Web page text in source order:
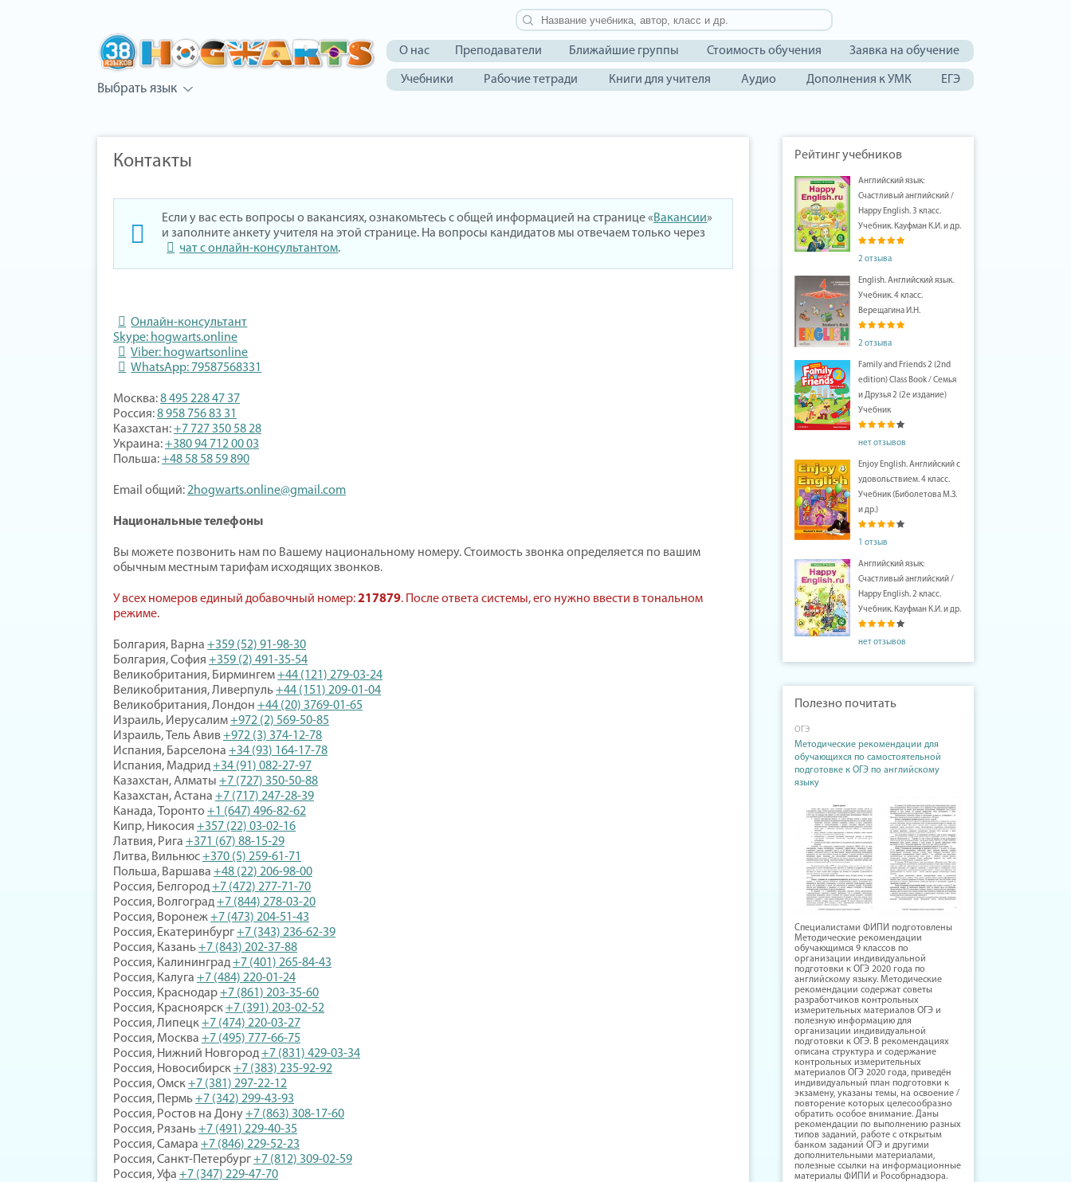
Выбрать язык
О нас Преподаватели Ближайшие группы Стоимость обучения Заявка на обучение
Учебники Рабочие тетради Книги для учителя Аудио Дополнения к УМК ЕГЭ
Контакты
Если у вас есть вопросы о вакансиях, ознакомьтесь с общей информацией на странице «Вакансии»
и заполните анкету учителя на этой странице. На вопросы кандидатов мы отвечаем только через
чат с онлайн-консультантом.
Онлайн-консультант
Skype: hogwarts.online
Viber: hogwartsonline
WhatsApp: 79587568331
Москва:8 495 228 47 37
Россия:8 958 756 83 31
Казахстан:+7 727 350 58 28
Украина:+380 94 712 00 03
Польша:+48 58 58 59 890
Email общий:2hogwarts.online@gmail.com
Национальные телефоны
Вы можете позвонить нам по Вашему национальному номеру. Стоимость звонка определяется по вашим
обычным местным тарифам исходящих звонков.
У всех номеров единый добавочный номер:217879. После ответа системы, его нужно ввести в тональном
режиме.
Болгария, Варна +359 (52) 91-98-30
Болгария, София +359 (2) 491-35-54
Великобритания, Бирмингем+44 (121) 279-03-24
Великобритания, Ливерпуль+44 (151) 209-01-04
Великобритания, Лондон +44 (20) 3769-01-65
Израиль, Иерусалим+972 (2) 569-50-85
Израиль, Тель Авив+972 (3) 374-12-78
Испания, Барселона +34 (93) 164-17-78
Испания, Мадрид+34 (91) 082-27-97
Казахстан, Алматы +7 (727) 350-50-88
Казахстан, Астана +7 (717) 247-28-39
Канада, Торонто +1 (647) 496-82-62
Кипр, Никосия +357 (22) 03-02-16
Латвия, Рига +371 (67) 88-15-29
Литва, Вильнюс+370 (5) 259-61-71
Польша, Варшава +48 (22) 206-98-00
Россия, Белгород+7 (472) 277-71-70
Россия, Волгоград+7 (844) 278-03-20
Россия, Воронеж+7 (473) 204-51-43
Россия, Екатеринбург+7 (343) 236-62-39
Россия, Казань+7 (843) 202-37-88
Россия, Калининград+7 (401) 265-84-43
Россия, Калуга +7 (484) 220-01-24
Россия, Краснодар+7 (861) 203-35-60
Россия, Красноярск+7 (391) 203-02-52
Россия, Липецк+7 (474) 220-03-27
Россия, Москва +7 (495) 777-66-75
Россия, Нижний Новгород+7 (831) 429-03-34
Россия, Новосибирск+7 (383) 235-92-92
Россия, Омск+7 (381) 297-22-12
Россия, Пермь+7 (342) 299-43-93
Россия, Ростов на Дону+7 (863) 308-17-60
Россия, Рязань+7 (491) 229-40-35
Россия, Самара +7 (846) 229-52-23
Россия, Санкт-Петербург+7 (812) 309-02-59
Россия, Уфа +7 (347) 229-47-70
Рейтинг учебников
Английский язык:
Счастливый английский /
Happy English. 3 класс.
Учебник. Кауфман К.И. и др.
2 отзыва
English. Английский язык.
Учебник. 4 класс.
Верещагина И.Н.
2 отзыва
Family and Friends 2 (2nd
edition) Class Book / Семья
и Друзья 2 (2е издание)
Учебник
нет отзывов
Enjoy English. Английский с
удовольствием. 4 класс.
Учебник (Биболетова М.З.
и др.)
1 отзыв
Английский язык:
Счастливый английский /
Happy English. 2 класс.
Учебник. Кауфман К.И. и др.
нет отзывов
Полезно почитать
ОГЭ
Методические рекомендации для
обучающихся по самостоятельной
подготовке к ОГЭ по английскому
языку
Специалистами ФИПИ подготовлены
Методические рекомендации
обучающимся 9 классов по
организации индивидуальной
подготовки к ОГЭ 2020 года по
английскому языку. Методические
рекомендации содержат советы
разработчиков контрольных
измерительных материалов ОГЭ и
полезную информацию для
организации индивидуальной
подготовки к ОГЭ. В рекомендациях
описана структура и содержание
контрольных измерительных
материалов ОГЭ 2020 года, приведён
индивидуальный план подготовки к
экзамену, указаны темы, на освоение /
повторение которых целесообразно
обратить особое внимание. Даны
рекомендации по выполнению разных
типов заданий, работе с открытым
банком заданий ОГЭ и другими
дополнительными материалами,
полезные ссылки на информационные
материалы ФИПИ и Рособрнадзора.